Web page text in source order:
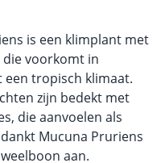
is een klimplant met
voorkomt in
een tropisch klimaat.
zijn bedekt met
die aanvoelen als
Mucuna Pruriens
aan.